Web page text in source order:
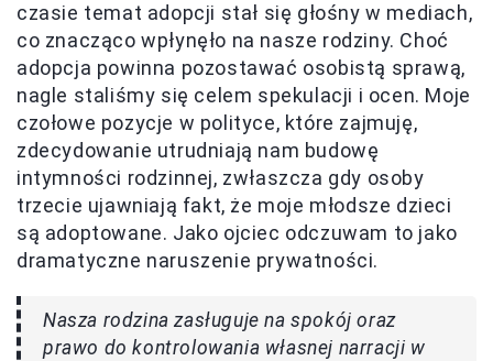
czasie temat adopcji stał się głośny w mediach,
co znacząco wpłynęło na nasze rodziny. Choć
adopcja powinna pozostawać osobistą sprawą,
nagle staliśmy się celem spekulacji i ocen. Moje
czołowe pozycje w polityce, które zajmuję,
zdecydowanie utrudniają nam budowę
intymności rodzinnej, zwłaszcza gdy osoby
trzecie ujawniają fakt, że moje młodsze dzieci
są adoptowane. Jako ojciec odczuwam to jako
dramatyczne naruszenie prywatności.
Nasza rodzina zasługuje na spokój oraz
prawo do kontrolowania własnej narracji w